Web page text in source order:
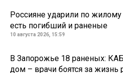
Россияне ударили по жилому
есть погибший и раненые
10 августа 2026, 15:59
В Запорожье 18 раненых:
дом – врачи боятся за жизнь